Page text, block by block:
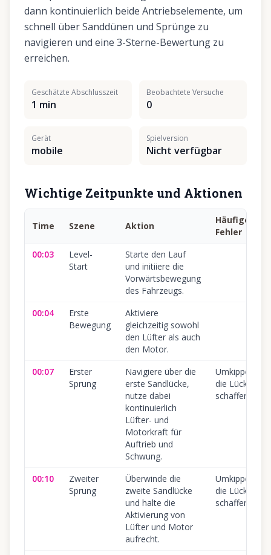
dann kontinuierlich beide Antriebselemente, um
schnell über Sanddünen und Sprünge zu
navigieren und eine 3-Sterne-Bewertung zu
erreichen.
Geschätzte Abschlusszeit
1 min
Beobachtete Versuche
0
Gerät
mobile
Spielversion
Nicht verfügbar
Wichtige Zeitpunkte und Aktionen
Time Szene Aktion
Häufiger
Fehler
00:03
Level-
Start
Starte den Lauf
und initiiere die
Vorwärtsbewegung
des Fahrzeugs.
00:04
Erste
Bewegung
Aktiviere
gleichzeitig sowohl
den Lüfter als auch
den Motor.
00:07
Erster
Sprung
Navigiere über die
erste Sandlücke,
nutze dabei
kontinuierlich
Lüfter- und
Motorkraft für
Auftrieb und
Schwung.
Umkippen
die Lücke
schaffen.
00:10
Zweiter
Sprung
Überwinde die
zweite Sandlücke
und halte die
Aktivierung von
Lüfter und Motor
aufrecht.
Umkippen
die Lücke
schaffen.